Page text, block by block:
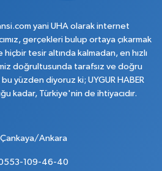
yani UHA olarak internet
gerçekleri bulup ortaya çıkarmak
tesir altında kalmadan, en hızlı
doğrultusunda tarafsız ve doğru
bu yüzden diyoruz ki; UYGUR HABER
kadar, Türkiye'nin de ihtiyacıdır.
Çankaya/Ankara
109-46-40